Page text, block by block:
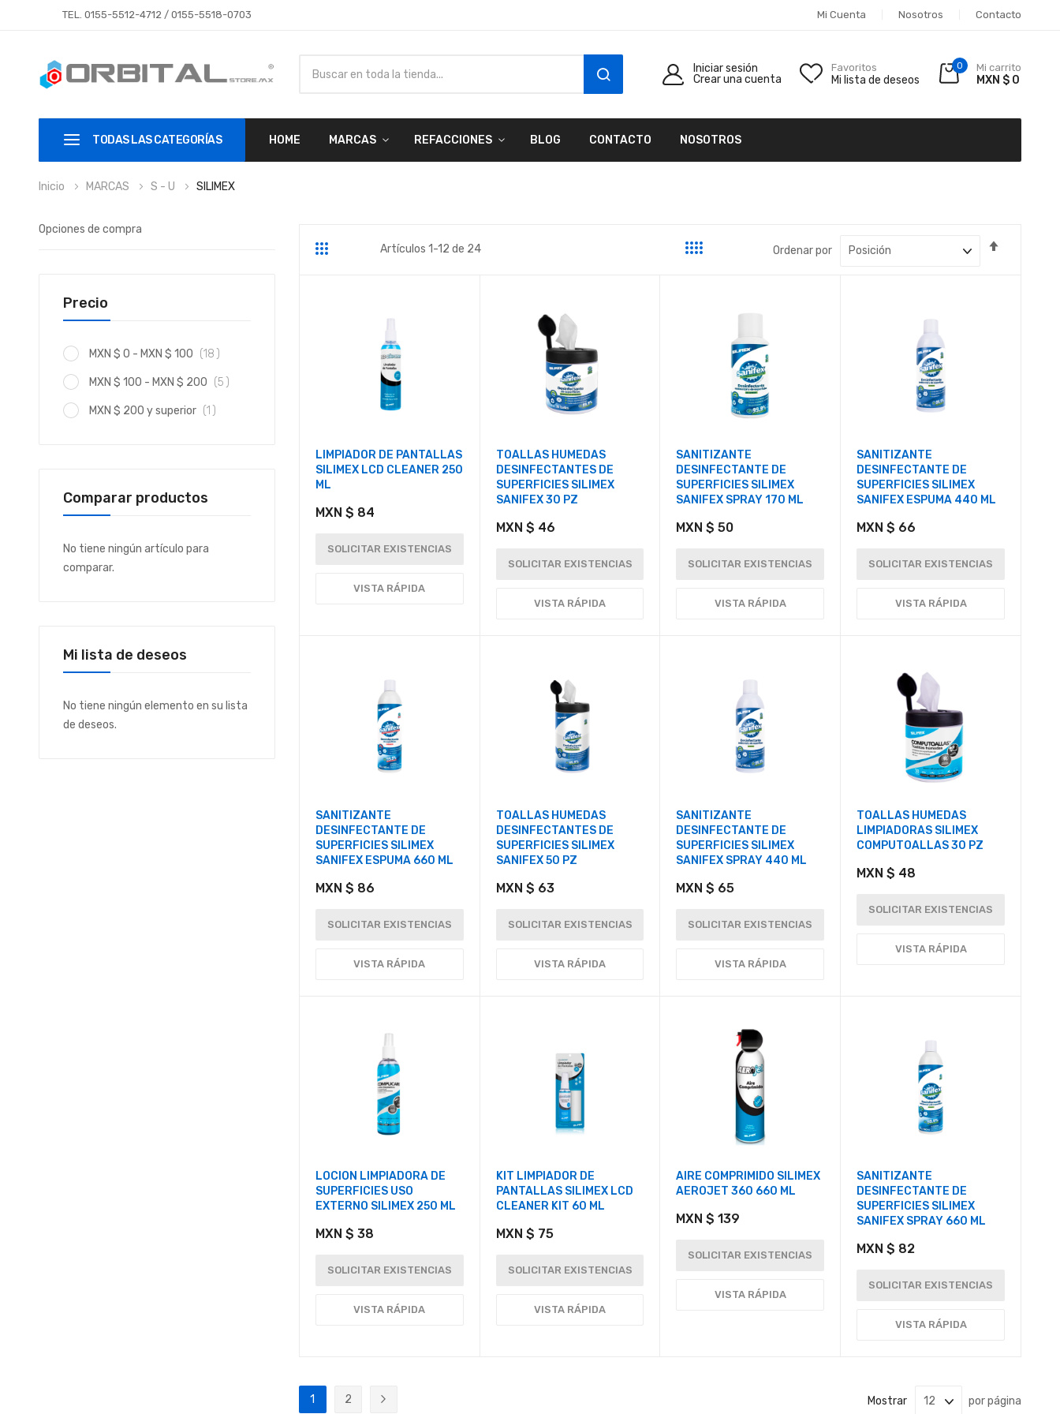
TEL. 0155-5512-4712/ 0155-5518-0703 Mi Cuenta Nosotros Contacto
SEARCH
Iniciar sesión
Crear una cuenta
Favoritos
Mi lista de deseos
0 Mi carrito
MXN $ 0
TODAS LAS CATEGORÍAS HOME MARCAS REFACCIONES BLOG CONTACTO NOSOTROS
Inicio MARCAS S - U SILIMEX
Parrilla Artículos 1-12 de 24 Ordenar por
LIMPIADOR DE PANTALLAS
SILIMEX LCD CLEANER 250
ML
MXN $ 84
SOLICITAR EXISTENCIAS
VISTA RÁPIDA
TOALLAS HUMEDAS
DESINFECTANTES DE
SUPERFICIES SILIMEX
SANIFEX 30 PZ
MXN $ 46
SOLICITAR EXISTENCIAS
VISTA RÁPIDA
SANITIZANTE
DESINFECTANTE DE
SUPERFICIES SILIMEX
SANIFEX SPRAY 170 ML
MXN $ 50
SOLICITAR EXISTENCIAS
VISTA RÁPIDA
SANITIZANTE
DESINFECTANTE DE
SUPERFICIES SILIMEX
SANIFEX ESPUMA 440 ML
MXN $ 66
SOLICITAR EXISTENCIAS
VISTA RÁPIDA
SANITIZANTE
DESINFECTANTE DE
SUPERFICIES SILIMEX
SANIFEX ESPUMA 660 ML
MXN $ 86
SOLICITAR EXISTENCIAS
VISTA RÁPIDA
TOALLAS HUMEDAS
DESINFECTANTES DE
SUPERFICIES SILIMEX
SANIFEX 50 PZ
MXN $ 63
SOLICITAR EXISTENCIAS
VISTA RÁPIDA
SANITIZANTE
DESINFECTANTE DE
SUPERFICIES SILIMEX
SANIFEX SPRAY 440 ML
MXN $ 65
SOLICITAR EXISTENCIAS
VISTA RÁPIDA
TOALLAS HUMEDAS
LIMPIADORAS SILIMEX
COMPUTOALLAS 30 PZ
MXN $ 48
SOLICITAR EXISTENCIAS
VISTA RÁPIDA
LOCION LIMPIADORA DE
SUPERFICIES USO
EXTERNO SILIMEX 250 ML
MXN $ 38
SOLICITAR EXISTENCIAS
VISTA RÁPIDA
KIT LIMPIADOR DE
PANTALLAS SILIMEX LCD
CLEANER KIT 60 ML
MXN $ 75
SOLICITAR EXISTENCIAS
VISTA RÁPIDA
AIRE COMPRIMIDO SILIMEX
AEROJET 360 660 ML
MXN $ 139
SOLICITAR EXISTENCIAS
VISTA RÁPIDA
SANITIZANTE
DESINFECTANTE DE
SUPERFICIES SILIMEX
SANIFEX SPRAY 660 ML
MXN $ 82
SOLICITAR EXISTENCIAS
VISTA RÁPIDA
Página
1
2
Mostrar por página
Opciones de compra
Precio
MXN $ 0 - MXN $ 100 18 artículo
MXN $ 100 - MXN $ 200 5 artículo
MXN $ 200 y superior 1 artículo
Comparar productos
No tiene ningún artículo para
comparar.
Mi lista de deseos
No tiene ningún elemento en su lista
de deseos.